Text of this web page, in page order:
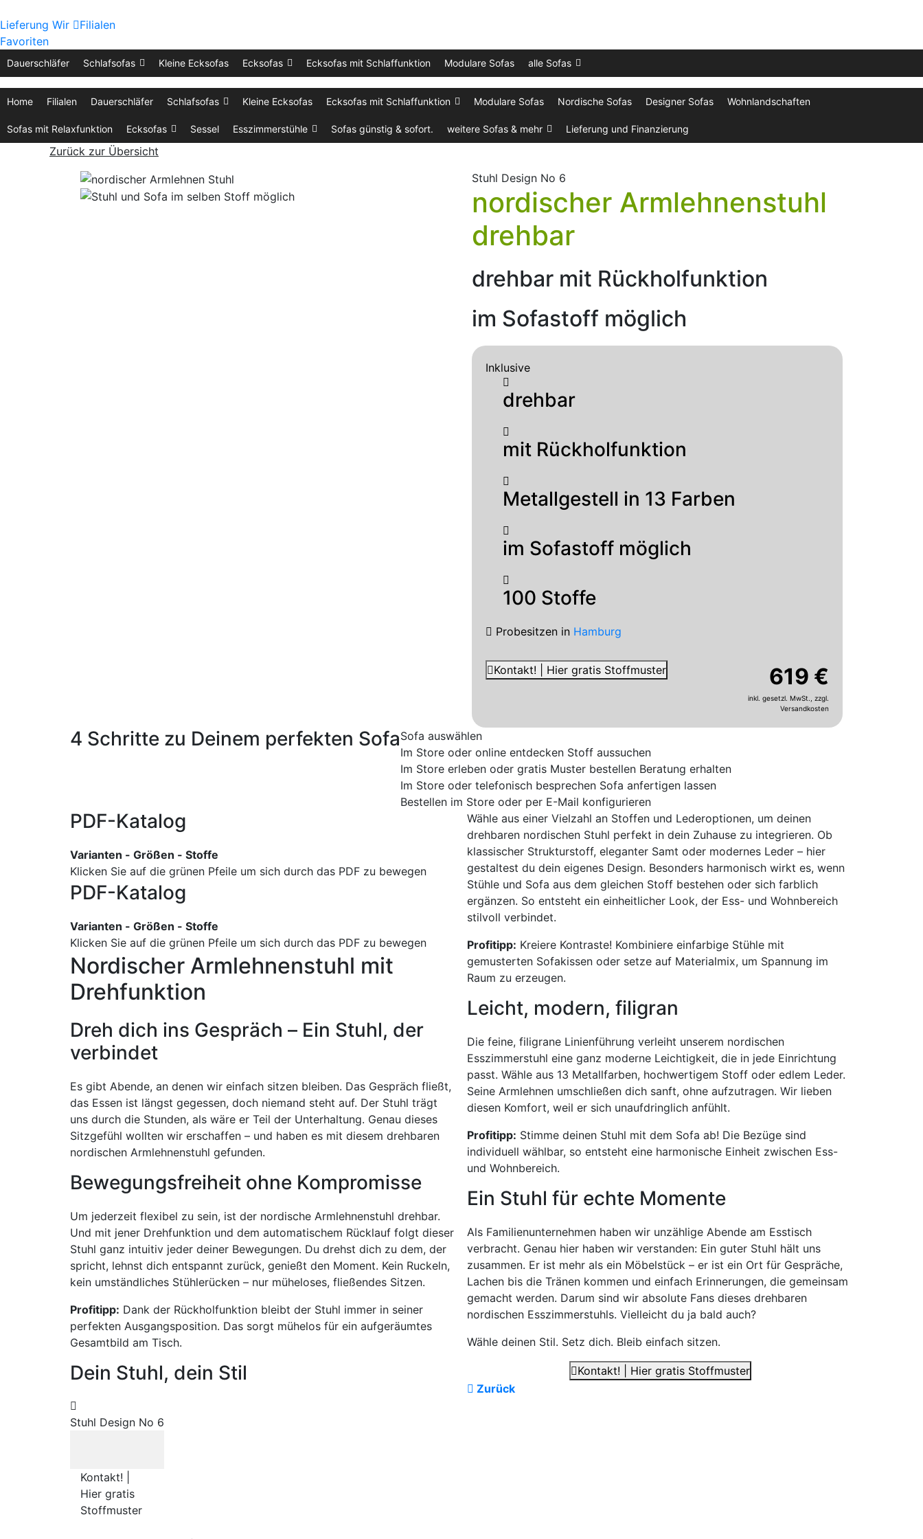
Lieferung Wir
Filialen
Favoriten
Dauerschläfer Schlafsofas Kleine Ecksofas Ecksofas Ecksofas mit Schlaffunktion Modulare Sofas alle Sofas
Home Filialen Dauerschläfer Schlafsofas Kleine Ecksofas Ecksofas mit Schlaffunktion Modulare Sofas Nordische Sofas Designer Sofas Wohnlandschaften
Sofas mit Relaxfunktion Ecksofas Sessel Esszimmerstühle Sofas günstig & sofort. weitere Sofas & mehr Lieferung und Finanzierung
Zurück zur Übersicht
Stuhl Design No 6
nordischer Armlehnenstuhl
drehbar
drehbar mit Rückholfunktion
im Sofastoff möglich
Inklusive
drehbar
mit Rückholfunktion
Metallgestell in 13 Farben
im Sofastoff möglich
100 Stoffe
Probesitzen in Hamburg
Kontakt! | Hier gratis Stoffmuster 619 €
inkl. gesetzl. MwSt., zzgl.
Versandkosten
4 Schritte zu Deinem perfekten SofaSofa auswählen
Im Store oder online entdecken Stoff aussuchen
Im Store erleben oder gratis Muster bestellen Beratung erhalten
Im Store oder telefonisch besprechen Sofa anfertigen lassen
Bestellen im Store oder per E-Mail konfigurieren
PDF-Katalog
Varianten - Größen - Stoffe
Klicken Sie auf die grünen Pfeile um sich durch das PDF zu bewegen
PDF-Katalog
Varianten - Größen - Stoffe
Klicken Sie auf die grünen Pfeile um sich durch das PDF zu bewegen
Nordischer Armlehnenstuhl mit
Drehfunktion
Dreh dich ins Gespräch – Ein Stuhl, der
verbindet
Es gibt Abende, an denen wir einfach sitzen bleiben. Das Gespräch fließt,
das Essen ist längst gegessen, doch niemand steht auf. Der Stuhl trägt
uns durch die Stunden, als wäre er Teil der Unterhaltung. Genau dieses
Sitzgefühl wollten wir erschaffen – und haben es mit diesem drehbaren
nordischen Armlehnenstuhl gefunden.
Bewegungsfreiheit ohne Kompromisse
Um jederzeit flexibel zu sein, ist der nordische Armlehnenstuhl drehbar.
Und mit jener Drehfunktion und dem automatischem Rücklauf folgt dieser
Stuhl ganz intuitiv jeder deiner Bewegungen. Du drehst dich zu dem, der
spricht, lehnst dich entspannt zurück, genießt den Moment. Kein Ruckeln,
kein umständliches Stühlerücken – nur müheloses, fließendes Sitzen.
Profitipp: Dank der Rückholfunktion bleibt der Stuhl immer in seiner
perfekten Ausgangsposition. Das sorgt mühelos für ein aufgeräumtes
Gesamtbild am Tisch.
Dein Stuhl, dein Stil
Wähle aus einer Vielzahl an Stoffen und Lederoptionen, um deinen
drehbaren nordischen Stuhl perfekt in dein Zuhause zu integrieren. Ob
klassischer Strukturstoff, eleganter Samt oder modernes Leder – hier
gestaltest du dein eigenes Design. Besonders harmonisch wirkt es, wenn
Stühle und Sofa aus dem gleichen Stoff bestehen oder sich farblich
ergänzen. So entsteht ein einheitlicher Look, der Ess- und Wohnbereich
stilvoll verbindet.
Profitipp: Kreiere Kontraste! Kombiniere einfarbige Stühle mit
gemusterten Sofakissen oder setze auf Materialmix, um Spannung im
Raum zu erzeugen.
Leicht, modern, filigran
Die feine, filigrane Linienführung verleiht unserem nordischen
Esszimmerstuhl eine ganz moderne Leichtigkeit, die in jede Einrichtung
passt. Wähle aus 13 Metallfarben, hochwertigem Stoff oder edlem Leder.
Seine Armlehnen umschließen dich sanft, ohne aufzutragen. Wir lieben
diesen Komfort, weil er sich unaufdringlich anfühlt.
Profitipp: Stimme deinen Stuhl mit dem Sofa ab! Die Bezüge sind
individuell wählbar, so entsteht eine harmonische Einheit zwischen Ess-
und Wohnbereich.
Ein Stuhl für echte Momente
Als Familienunternehmen haben wir unzählige Abende am Esstisch
verbracht. Genau hier haben wir verstanden: Ein guter Stuhl hält uns
zusammen. Er ist mehr als ein Möbelstück – er ist ein Ort für Gespräche,
Lachen bis die Tränen kommen und einfach Erinnerungen, die gemeinsam
gemacht werden. Darum sind wir absolute Fans dieses drehbaren
nordischen Esszimmerstuhls. Vielleicht du ja bald auch?
Wähle deinen Stil. Setz dich. Bleib einfach sitzen.
Kontakt! | Hier gratis Stoffmuster
Zurück
Stuhl Design No 6
Kontakt! |
Hier gratis
Stoffmuster